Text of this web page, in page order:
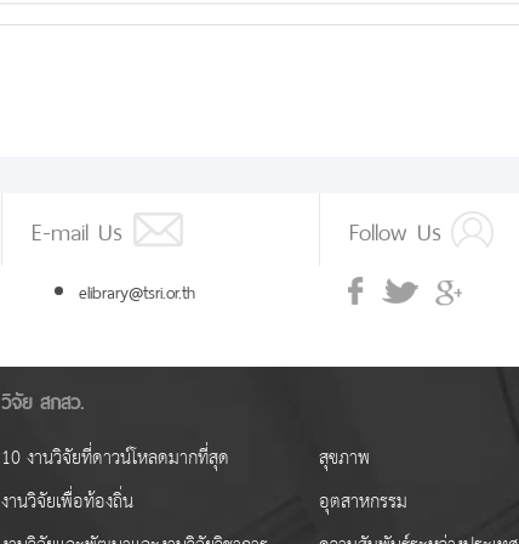
E-mail Us
elibrary@tsri.or.th
Follow Us
วิจัย สกสว.
10 งานวิจัยที่ดาวน์โหลดมากที่สุด
งานวิจัยเพื่อท้องถิ่น
สุขภาพ
อุตสาหกรรม